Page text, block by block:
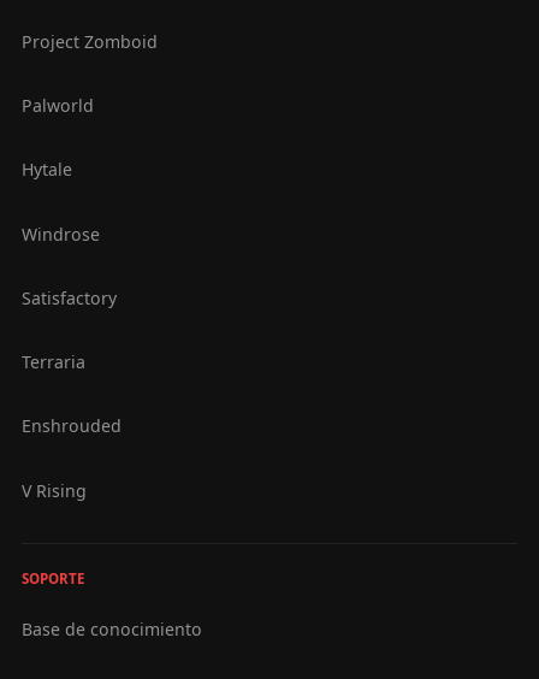
Project Zomboid
Palworld
Hytale
Windrose
Satisfactory
Terraria
Enshrouded
V Rising
SOPORTE
Base de conocimiento